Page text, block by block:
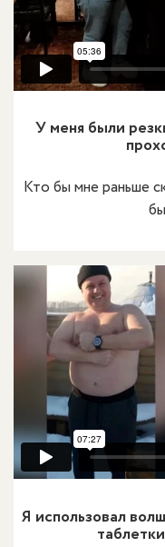
У меня были
Кто бы мне раньше
Я использовал